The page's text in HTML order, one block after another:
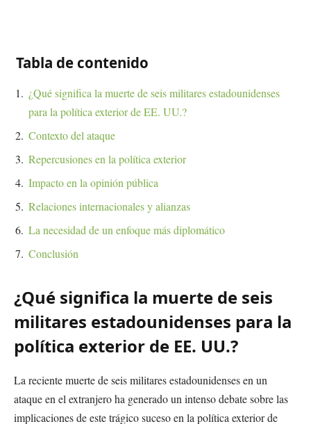
Tabla de contenido
¿Qué significa la muerte de seis militares estadounidenses
para la política exterior de EE. UU.?
Contexto del ataque
Repercusiones en la política exterior
Impacto en la opinión pública
Relaciones internacionales y alianzas
La necesidad de un enfoque más diplomático
Conclusión
¿Qué significa la muerte de seis
militares estadounidenses para la
política exterior de EE. UU.?
La reciente muerte de seis militares estadounidenses en un
ataque en el extranjero ha generado un intenso debate sobre las
implicaciones de este trágico suceso en la política exterior de